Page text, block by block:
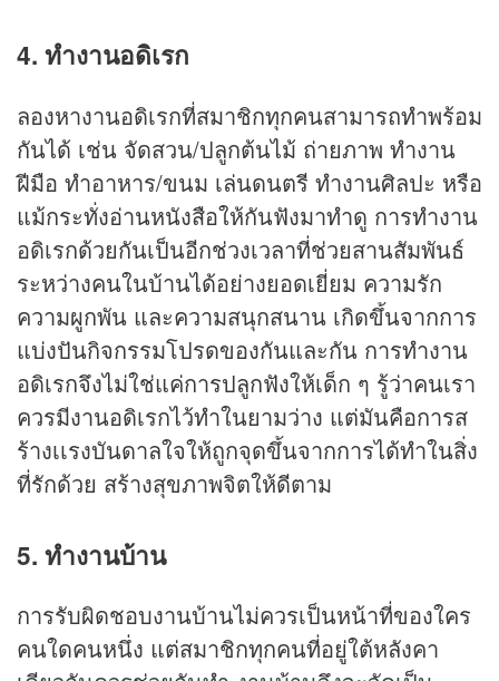
4. ทำงานอดิเรก
ลองหางานอดิเรกที่สมาชิกทุกคนสามารถทำพร้อม
กันได้ เช่น จัดสวน/ปลูกต้นไม้ ถ่ายภาพ ทำงาน
ฝีมือ ทำอาหาร/ขนม เล่นดนตรี ทำงานศิลปะ หรือ
แม้กระทั่งอ่านหนังสือให้กันฟังมาทำดู การทำงาน
อดิเรกด้วยกันเป็นอีกช่วงเวลาที่ช่วยสานสัมพันธ์
ระหว่างคนในบ้านได้อย่างยอดเยี่ยม ความรัก
ความผูกพัน และความสนุกสนาน เกิดขึ้นจากการ
แบ่งปันกิจกรรมโปรดของกันและกัน การทำงาน
อดิเรกจึงไม่ใช่แค่การปลูกฟังให้เด็ก ๆ รู้ว่าคนเรา
ควรมีงานอดิเรกไว้ทำในยามว่าง แต่มันคือการส
ร้างเเรงบันดาลใจให้ถูกจุดขึ้นจากการได้ทำในสิ่ง
ที่รักด้วย สร้างสุขภาพจิตให้ดีตาม
5. ทำงานบ้าน
การรับผิดชอบงานบ้านไม่ควรเป็นหน้าที่ของใคร
คนใดคนหนึ่ง แต่สมาชิกทุกคนที่อยู่ใต้หลังคา